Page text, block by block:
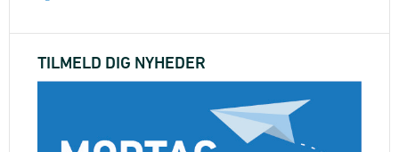
TILMELD DIG NYHEDER